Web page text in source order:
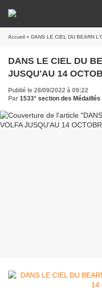
Accueil » DANS LE CIEL DU BEARN
DANS LE CIEL DU
JUSQU'AU 14
Publié le 28/09/2022 à 09:22
Par 1533° section des